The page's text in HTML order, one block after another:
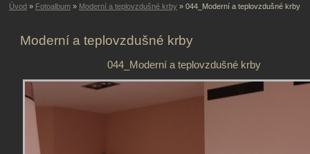
Úvod » Fotoalbum » Moderní a teplovzdušné krby » 044_Moderní a teplovzdušné krby
Moderní a teplovzdušné krby
044_Moderní a teplovzdušné krby